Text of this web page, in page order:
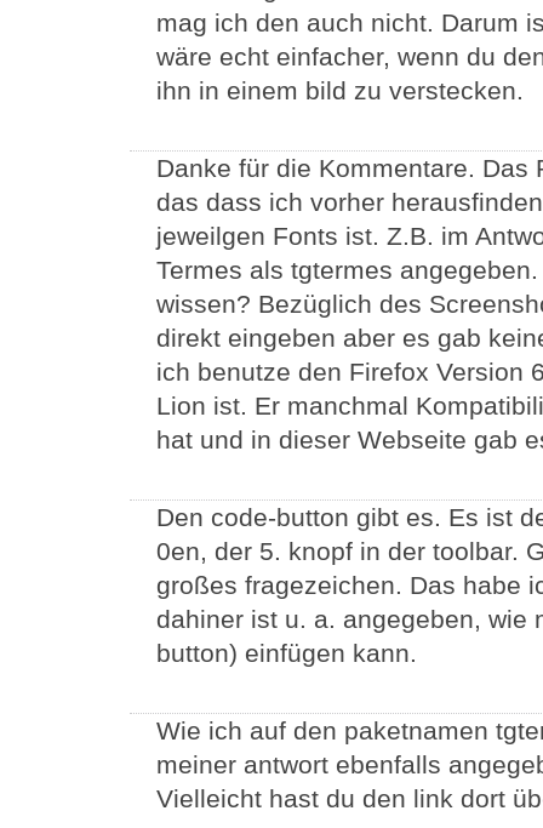
mag ich den auch nicht. Darum
wäre echt einfacher, wenn du
ihn in einem bild zu verstecken.
Danke für die Kommentare.
das dass ich vorher
jeweilgen Fonts ist. Z.B. im
Termes als tgtermes
wissen? Bezüglich des
direkt eingeben aber es gab
ich benutze den Firefox Version
Lion ist. Er manchmal
hat und in dieser Webseite gab
Den code-button gibt es. Es ist
0en, der 5. knopf in der toolbar.
großes fragezeichen. Das habe
dahiner ist u. a. angegeben, wie
button) einfügen kann.
Wie ich auf den paketnamen
meiner antwort ebenfalls
Vielleicht hast du den link dort